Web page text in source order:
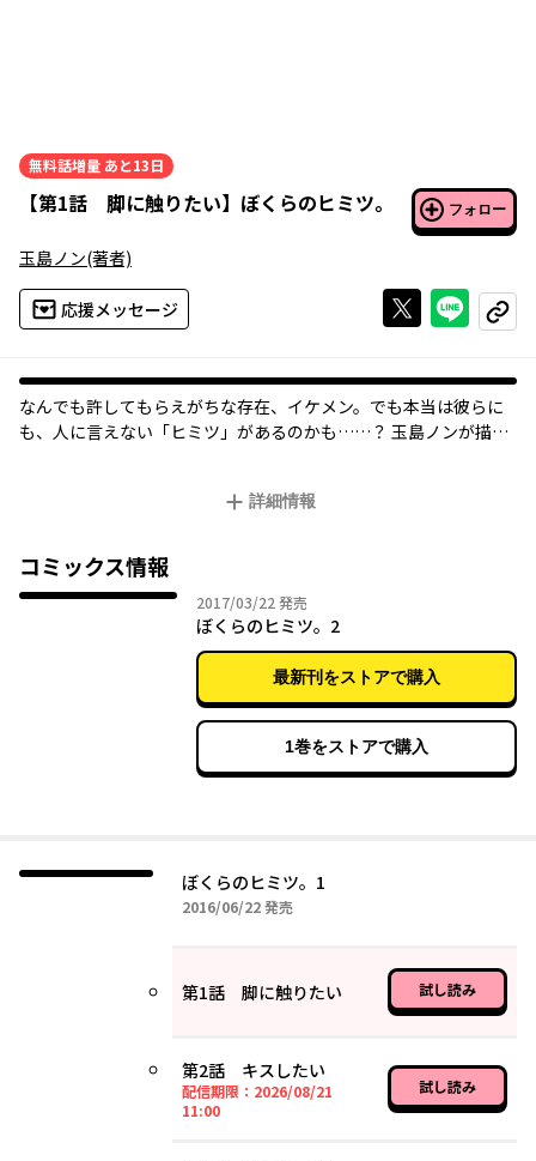
無料話増量 あと13日
【第1話 脚に触りたい】 ぼくらのヒミツ。 フォロー
玉島ノン(著者)
応援メッセージ Xで投稿する
ライン
コピー
なんでも許してもらえがちな存在、イケメン。でも本当は彼らに
も、人に言えない「ヒミツ」があるのかも……？ 玉島ノンが描
詳細情報
コミックス情報
2017/03/22 2017年03月22日
発売
ぼくらのヒミツ。2
最新刊をストアで購入
1巻をストアで購入
ぼくらのヒミツ。1
2016/06/222016年06月22日
発売
第1話 脚に触りたい 試し読み
第2話 キスしたい
配信期限： 2026/08/21
11:002026年08月21日 11時00分
試し読み